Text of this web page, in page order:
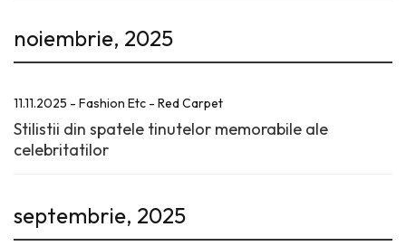
noiembrie, 2025
11.11.2025 - Fashion Etc - Red Carpet
Stilistii din spatele tinutelor memorabile ale
celebritatilor
septembrie, 2025